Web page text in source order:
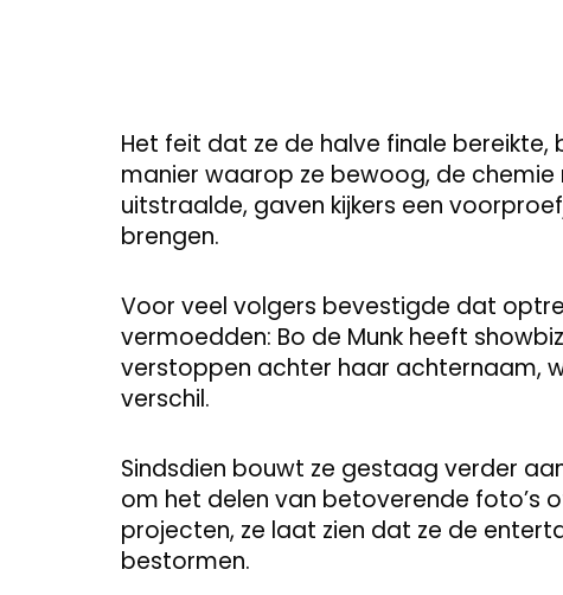
Het feit dat ze de halve finale
manier waarop ze bewoog, de
uitstraalde, gaven kijkers een
brengen.
Voor veel volgers bevestigde dat
vermoedden: Bo de Munk heeft
verstoppen achter haar achternaam,
verschil.
Sindsdien bouwt ze gestaag verder
om het delen van betoverende foto’s
projecten, ze laat zien dat ze de
bestormen.